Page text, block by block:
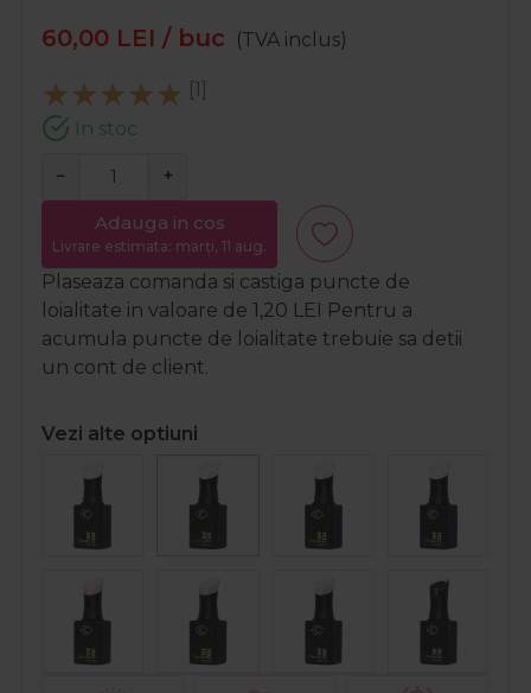
60,00 LEI / buc (TVA inclus)
[1]
In stoc
− +
Adauga in cos
Livrare estimata: marți, 11 aug.
Plaseaza comanda si castiga puncte de
loialitate in valoare de 1,20 LEI Pentru a
acumula puncte de loialitate trebuie sa detii
un cont de client.
Vezi alte optiuni